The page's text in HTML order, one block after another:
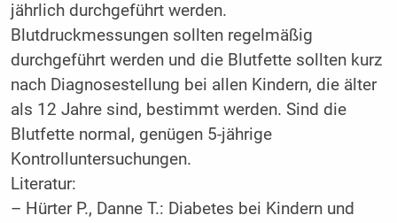
jährlich durchgeführt werden.
Blutdruckmessungen sollten regelmäßig
durchgeführt werden und die Blutfette sollten kurz
nach Diagnosestellung bei allen Kindern, die älter
als 12 Jahre sind, bestimmt werden. Sind die
Blutfette normal, genügen 5-jährige
Kontrolluntersuchungen.
Literatur:
– Hürter P., Danne T.: Diabetes bei Kindern und